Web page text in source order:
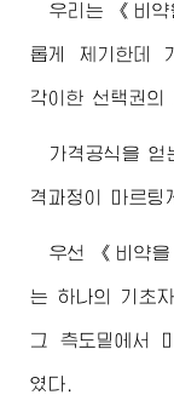
우리는 《비
롭게 제기한데
각이한 선택권의
가격공식을
격과정이 마르팅
우선 《비약
는 하나의 기초
그 측도밑에서
였다.